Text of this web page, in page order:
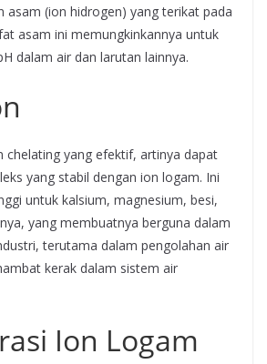
asam (ion hidrogen) yang terikat pada
asam ini memungkinkannya untuk
dalam air dan larutan lainnya.
chelating yang efektif, artinya dapat
yang stabil dengan ion logam. Ini
untuk kalsium, magnesium, besi,
yang membuatnya berguna dalam
terutama dalam pengolahan air
kerak dalam sistem air
Ion Logam